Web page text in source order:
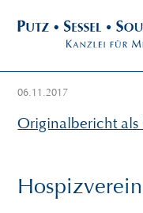
06.11.2017
Originalbericht als